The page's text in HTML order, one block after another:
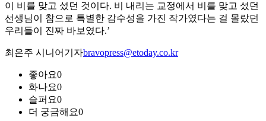
이 비를 맞고 섰던 것이다. 비 내리는 교정에서 비를 맞고 섰던
선생님이 참으로 특별한 감수성을 가진 작가였다는 걸 몰랐던
우리들이 진짜 바보였다.’
최은주 시니어기자bravopress@etoday.co.kr
좋아요0
화나요0
슬퍼요0
더 궁금해요0